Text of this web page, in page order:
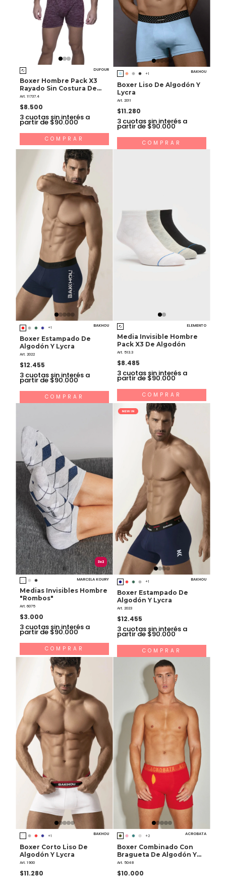
DUFOUR
Boxer Hombre Pack X3
Rayado Sin Costura De
Microfibra
Art. 11737.4
$8.500
3 cuotas sin interés a
partir de $90.000
COMPRAR
+1 BAKHOU
Boxer Liso De Algodón Y
Lycra
Art. 2011
$11.280
3 cuotas sin interés a
partir de $90.000
COMPRAR
+1 BAKHOU
Boxer Estampado De
Algodón Y Lycra
Art. 2022
$12.455
3 cuotas sin interés a
partir de $90.000
COMPRAR
ELEMENTO
Media Invisible Hombre
Pack X3 De Algodón
Art. 513.3
$8.485
3 cuotas sin interés a
partir de $90.000
COMPRAR
3x2
MARCELA KOURY
Medias Invisibles Hombre
"Rombos"
Art. 6075
$3.000
3 cuotas sin interés a
partir de $90.000
COMPRAR
+1 BAKHOU
Boxer Estampado De
Algodón Y Lycra
Art. 2023
$12.455
3 cuotas sin interés a
partir de $90.000
COMPRAR
+1 BAKHOU
Boxer Corto Liso De
Algodón Y Lycra
Art. 1900
$11.280
+2 ACROBATA
Boxer Combinado Con
Bragueta De Algodón Y
Lycra
Art. 5048
$10.000